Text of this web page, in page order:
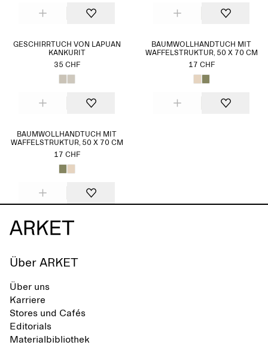
GESCHIRRTUCH VON LAPUAN
KANKURIT
35 CHF
BAUMWOLLHANDTUCH MIT
WAFFELSTRUKTUR, 50 X 70 CM
17 CHF
BAUMWOLLHANDTUCH MIT
WAFFELSTRUKTUR, 50 X 70 CM
17 CHF
Über ARKET
Über uns
Karriere
Stores und Cafés
Editorials
Materialbibliothek